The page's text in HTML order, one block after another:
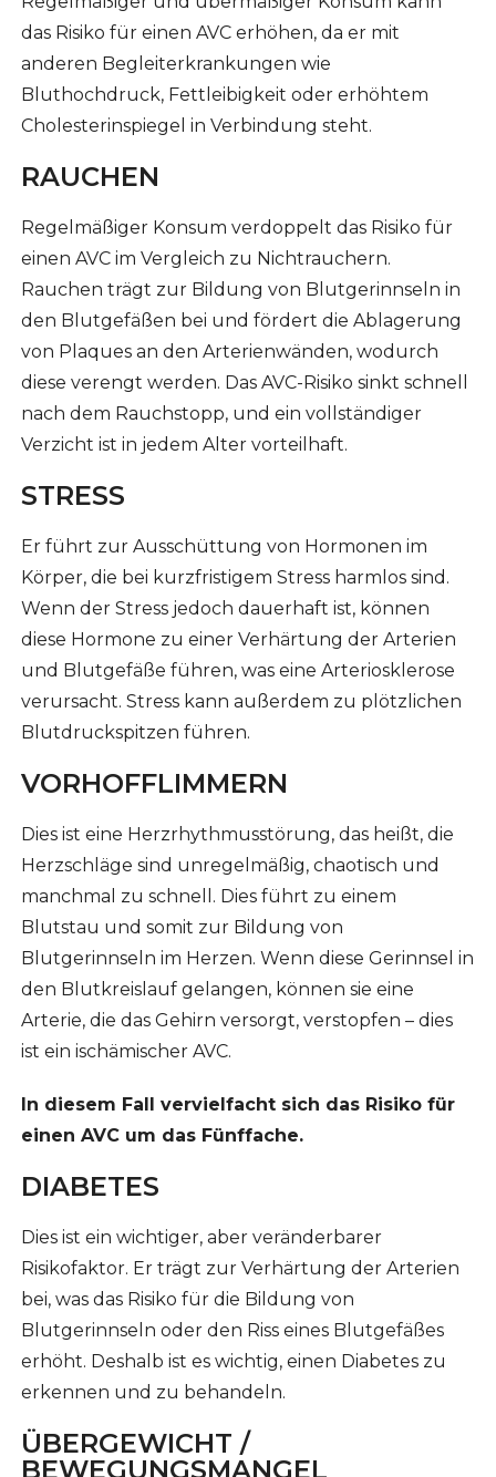
das Risiko für einen AVC erhöhen, da er mit
anderen Begleiterkrankungen wie
Bluthochdruck, Fettleibigkeit oder erhöhtem
Cholesterinspiegel in Verbindung steht.
RAUCHEN
Regelmäßiger Konsum verdoppelt das Risiko für
einen AVC im Vergleich zu Nichtrauchern.
Rauchen trägt zur Bildung von Blutgerinnseln in
den Blutgefäßen bei und fördert die Ablagerung
von Plaques an den Arterienwänden, wodurch
diese verengt werden. Das AVC-Risiko sinkt schnell
nach dem Rauchstopp, und ein vollständiger
Verzicht ist in jedem Alter vorteilhaft.
STRESS
Er führt zur Ausschüttung von Hormonen im
Körper, die bei kurzfristigem Stress harmlos sind.
Wenn der Stress jedoch dauerhaft ist, können
diese Hormone zu einer Verhärtung der Arterien
und Blutgefäße führen, was eine Arteriosklerose
verursacht. Stress kann außerdem zu plötzlichen
Blutdruckspitzen führen.
VORHOFFLIMMERN
Dies ist eine Herzrhythmusstörung, das heißt, die
Herzschläge sind unregelmäßig, chaotisch und
manchmal zu schnell. Dies führt zu einem
Blutstau und somit zur Bildung von
Blutgerinnseln im Herzen. Wenn diese Gerinnsel in
den Blutkreislauf gelangen, können sie eine
Arterie, die das Gehirn versorgt, verstopfen – dies
ist ein ischämischer AVC.
In diesem Fall vervielfacht sich das Risiko für
einen AVC um das Fünffache.
DIABETES
Dies ist ein wichtiger, aber veränderbarer
Risikofaktor. Er trägt zur Verhärtung der Arterien
bei, was das Risiko für die Bildung von
Blutgerinnseln oder den Riss eines Blutgefäßes
erhöht. Deshalb ist es wichtig, einen Diabetes zu
erkennen und zu behandeln.
ÜBERGEWICHT /
BEWEGUNGSMANGEL